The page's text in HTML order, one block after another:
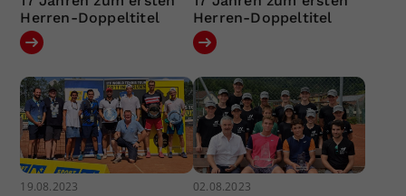
Herren-Doppeltitel
Herren-Doppeltitel
19.08.2023 02.08.2023